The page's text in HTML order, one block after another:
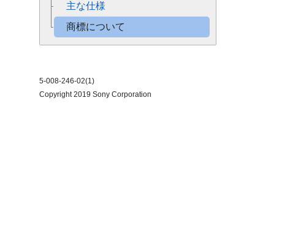
主な仕様
商標について
5-008-246-02(1)
Copyright 2019 Sony Corporation